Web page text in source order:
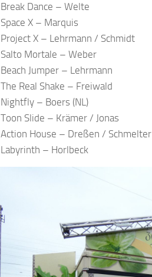
Break Dance – Welte
Space X – Marquis
Project X – Lehrmann / Schmidt
Salto Mortale – Weber
Beach Jumper – Lehrmann
The Real Shake – Freiwald
Nightfly – Boers (NL)
Toon Slide – Krämer / Jonas
Action House – Dreßen / Schmelter
Labyrinth – Horlbeck